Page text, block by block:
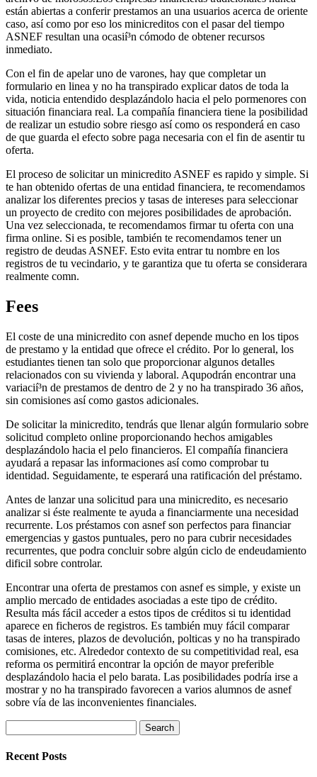
están abiertas a conferir prestamos an una usuarios acerca de oriente
caso, así­ como por eso los minicreditos con el pasar del tiempo
ASNEF resultan una ocasií³n cómodo de obtener recursos
inmediato.
Con el fin de apelar uno de varones, hay que completar un
formulario en linea y no ha transpirado explicar datos de toda la
vida, noticia entendido desplazándolo hacia el pelo pormenores con
situación financiara real. La compañía financiera tiene la posibilidad
de realizar un estudio sobre riesgo así­ como os responderá en caso
de que guarda el efecto sobre paga necesaria con el fin de asentir tu
oferta.
El proceso de solicitar un minicredito ASNEF es rapido y simple. Si
te han obtenido ofertas de una entidad financiera, te recomendamos
analizar los diferentes precios y tasas de intereses para seleccionar
un proyecto de credito con mejores posibilidades de aprobación.
Una vez seleccionada, te recomendamos firmar tu oferta con una
firma online. Si es posible, también te recomendamos tener un
registro de deudas ASNEF. Esto evita entrar tu nombre en los
registros de tu vecindario, y te garantiza que tu oferta se considerara
realmente comn.
Fees
El coste de una minicredito con asnef depende mucho en los tipos
de prestamo y la entidad que ofrece el crédito. Por lo general, los
estudiantes tienen tan solo que proporcionar algunos detalles
relacionados con su vivienda y laboral. Aqupodrán encontrar una
variacií³n de prestamos de dentro de 2 y no ha transpirado 36 años,
sin comisiones así­ como gastos adicionales.
De solicitar la minicredito, tendrás que llenar algún formulario sobre
solicitud completo online proporcionando hechos amigables
desplazándolo hacia el pelo financieros. El compañía financiera
ayudará a repasar las informaciones así­ como comprobar tu
identidad. Seguidamente, te esperará una ratificación del préstamo.
Antes de lanzar una solicitud para una minicredito, es necesario
analizar si éste realmente te ayuda a financiarmente una necesidad
recurrente. Los préstamos con asnef son perfectos para financiar
emergencias y gastos puntuales, pero no para cubrir necesidades
recurrentes, que podra concluir sobre algún ciclo de endeudamiento
dificil sobre controlar.
Encontrar una oferta de prestamos con asnef es simple, y existe un
amplio mercado de entidades asociadas a este tipo de crédito.
Resulta más fácil acceder a estos tipos de créditos si tu identidad
aparece en ficheros de registros. Es también muy fácil comparar
tasas de interes, plazos de devolución, polticas y no ha transpirado
comisiones, etc. Alrededor contexto de su competitividad real, esa
reforma os permitirá encontrar la opción de mayor preferible
desplazándolo hacia el pelo barata. Las posibilidades podría irse a
mostrar y no ha transpirado favorecen a varios alumnos de asnef
sobre ví­a de las inconvenientes financiales.
for:
Recent Posts